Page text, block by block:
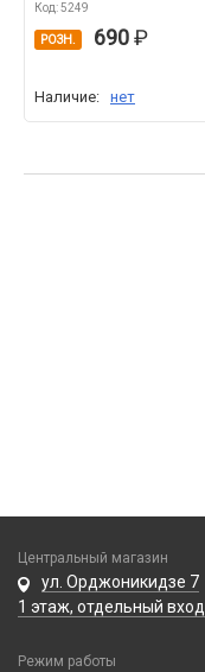
Код: 5249
РОЗН. 690
Наличие: нет
Центральный магазин
ул. Орджоникидзе 7
1 этаж, отдельный вход
Режим работы